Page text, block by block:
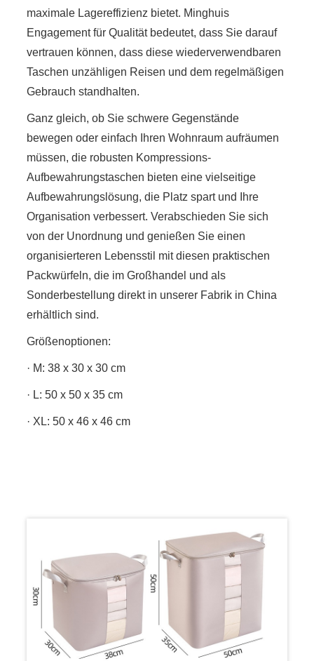
maximale Lagereffizienz bietet. Minghuis
Engagement für Qualität bedeutet, dass Sie darauf
vertrauen können, dass diese wiederverwendbaren
Taschen unzähligen Reisen und dem regelmäßigen
Gebrauch standhalten.
Ganz gleich, ob Sie schwere Gegenstände
bewegen oder einfach Ihren Wohnraum aufräumen
müssen, die robusten Kompressions-
Aufbewahrungstaschen bieten eine vielseitige
Aufbewahrungslösung, die Platz spart und Ihre
Organisation verbessert. Verabschieden Sie sich
von der Unordnung und genießen Sie einen
organisierteren Lebensstil mit diesen praktischen
Packwürfeln, die im Großhandel und als
Sonderbestellung direkt in unserer Fabrik in China
erhältlich sind.
Größenoptionen:
· M: 38 x 30 x 30 cm
· L: 50 x 50 x 35 cm
· XL: 50 x 46 x 46 cm